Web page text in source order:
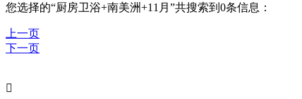
您选择的“厨房卫浴+南美洲+11月 ”共搜索到0条信息：
上一页
下一页
